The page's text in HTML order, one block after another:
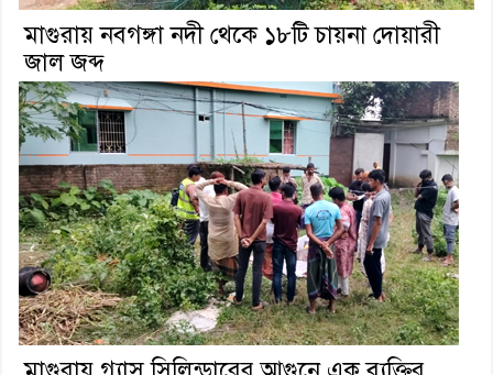
মাগুরায় নবগঙ্গা নদী থেকে ১৮টি চায়না দোয়ারী
জাল জব্দ